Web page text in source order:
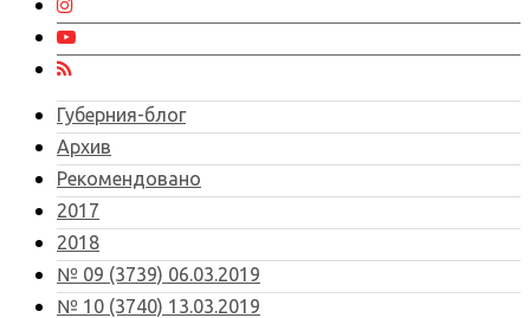
Губерния-блог
Архив
Рекомендовано
2017
2018
№ 09 (3739) 06.03.2019
№ 10 (3740) 13.03.2019